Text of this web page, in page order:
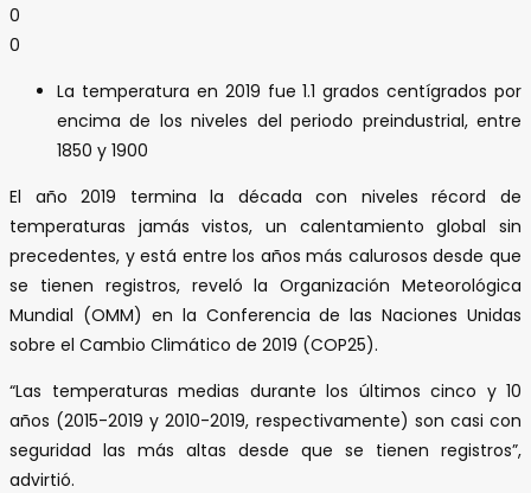
0
0
La temperatura en 2019 fue 1.1 grados centígrados por
encima de los niveles del periodo preindustrial, entre
1850 y 1900
El año 2019 termina la década con niveles récord de
temperaturas jamás vistos, un calentamiento global sin
precedentes, y está entre los años más calurosos desde que
se tienen registros, reveló la Organización Meteorológica
Mundial (OMM) en la Conferencia de las Naciones Unidas
sobre el Cambio Climático de 2019 (COP25).
“Las temperaturas medias durante los últimos cinco y 10
años (2015-2019 y 2010-2019, respectivamente) son casi con
seguridad las más altas desde que se tienen registros”,
advirtió.